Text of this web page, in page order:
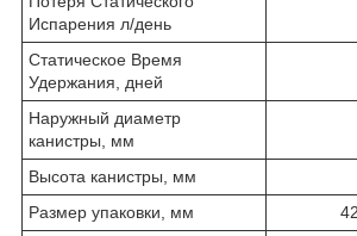
Испарения л/день
Статическое Время
Удержания, дней
Наружный диаметр
канистры, мм
Высота канистры, мм
Размер упаковки, мм